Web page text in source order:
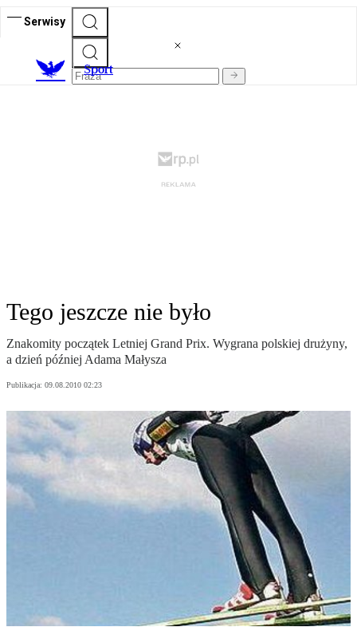
Serwisy
Sport
Tego jeszcze nie było
Znakomity początek Letniej Grand Prix. Wygrana polskiej drużyny,
a dzień później Adama Małysza
Publikacja: 09.08.2010 02:23